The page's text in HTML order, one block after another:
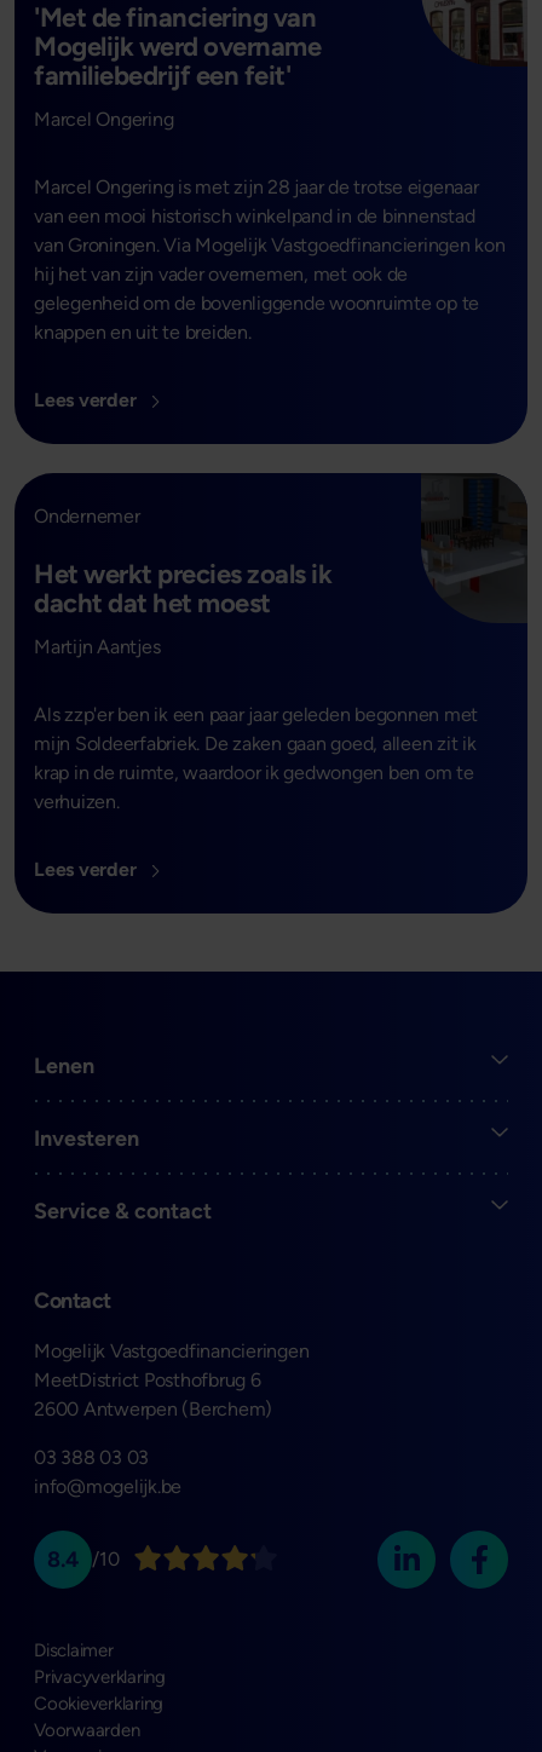
'Met de financiering van
Mogelijk werd overname
familiebedrijf een feit'
Marcel Ongering
Marcel Ongering is met zijn 28 jaar de trotse eigenaar
van een mooi historisch winkelpand in de binnenstad
van Groningen. Via Mogelijk Vastgoedfinancieringen kon
hij het van zijn vader overnemen, met ook de
gelegenheid om de bovenliggende woonruimte op te
knappen en uit te breiden.
Lees verder
Ondernemer
Het werkt precies zoals ik
dacht dat het moest
Martijn Aantjes
Als zzp'er ben ik een paar jaar geleden begonnen met
mijn Soldeerfabriek. De zaken gaan goed, alleen zit ik
krap in de ruimte, waardoor ik gedwongen ben om te
verhuizen.
Lees verder
Contact
Mogelijk Vastgoedfinancieringen
MeetDistrict Posthofbrug 6
2600 Antwerpen (Berchem)
03 388 03 03
info@mogelijk.be
Open
Lenen
Open
Investeren
Open
Service & contact
8.4 /10
Disclaimer
Privacyverklaring
Cookieverklaring
Voorwaarden